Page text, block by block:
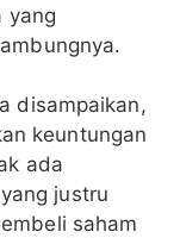
yang
disampaikan,
keuntungan
ada
justru
saham